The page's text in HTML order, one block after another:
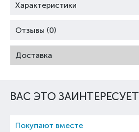
Характеристики
Отзывы (0)
Доставка
ВАС ЭТО ЗАИНТЕРЕСУЕТ
Покупают вместе